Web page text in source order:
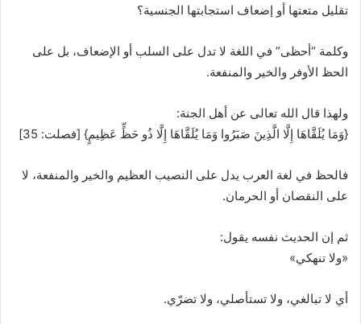
تقليل متعتها أو إضعاف استجابتها الجنسية؟
وكلمة “أحظى” في اللغة لا تدل على السلب أو الإضعاف، بل على
الحظ الأوفر والخير والمنفعة.
ولهذا قال الله تعالى عن أهل الجنة:
{وَمَا يُلَقَّاهَا إِلَّا الَّذِينَ صَبَرُوا وَمَا يُلَقَّاهَا إِلَّا ذُو حَظٍّ عَظِيمٍ} [فصلت: 35]
فالحظ في لغة العرب يدل على النصيب العظيم والخير والمنفعة، لا
على النقصان أو الحرمان.
ثم إن الحديث نفسه يقول:
«ولا تنهكي»
أي لا تبالغي، ولا تستأصلي، ولا تضرّي.